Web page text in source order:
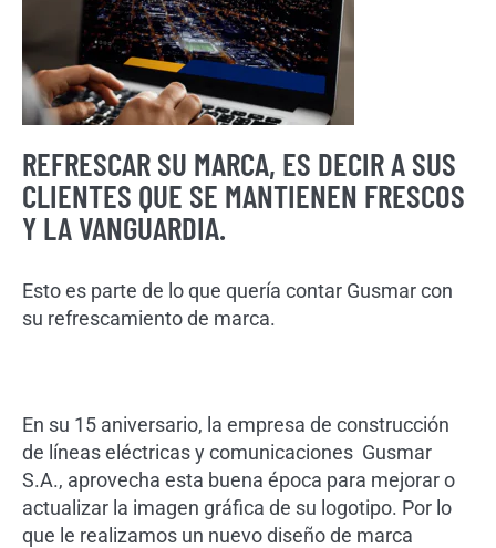
REFRESCAR SU MARCA, ES DECIR A SUS
CLIENTES QUE SE MANTIENEN FRESCOS
Y LA VANGUARDIA.
Esto es parte de lo que quería contar Gusmar con
su refrescamiento de marca.
En su 15 aniversario, la empresa de construcción
de líneas eléctricas y comunicaciones Gusmar
S.A., aprovecha esta buena época para mejorar o
actualizar la imagen gráfica de su logotipo. Por lo
que le realizamos un nuevo diseño de marca